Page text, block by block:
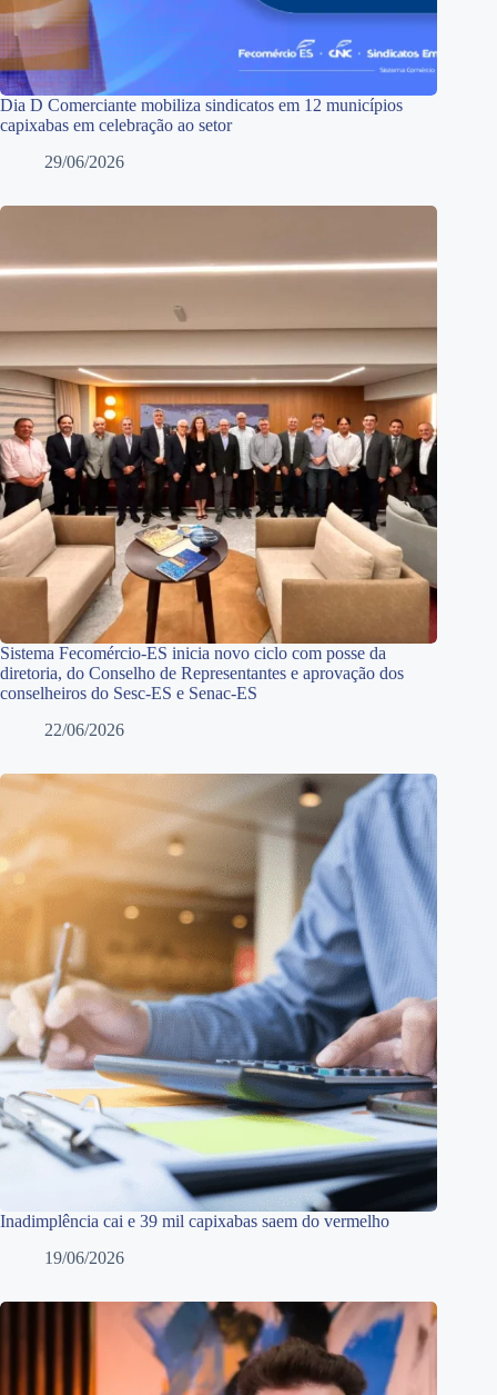
Dia D Comerciante mobiliza sindicatos em 12 municípios
capixabas em celebração ao setor
29/06/2026
Sistema Fecomércio-ES inicia novo ciclo com posse da
diretoria, do Conselho de Representantes e aprovação dos
conselheiros do Sesc-ES e Senac-ES
22/06/2026
Inadimplência cai e 39 mil capixabas saem do vermelho
19/06/2026